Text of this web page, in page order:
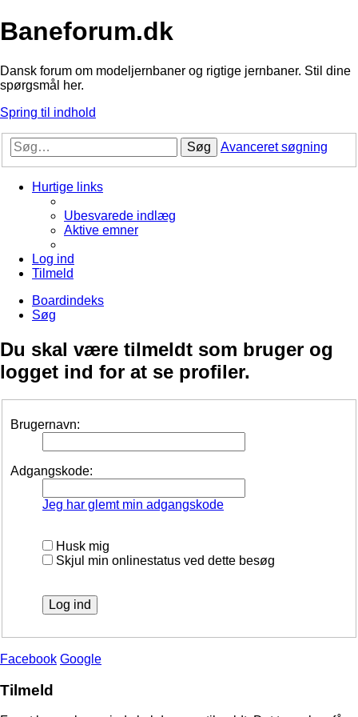
Baneforum.dk
Dansk forum om modeljernbaner og rigtige jernbaner. Stil dine
spørgsmål her.
Spring til indhold
Søg Avanceret søgning
Hurtige links
Ubesvarede indlæg
Aktive emner
Log ind
Tilmeld
Boardindeks
Søg
Du skal være tilmeldt som bruger og
logget ind for at se profiler.
Brugernavn:
Adgangskode:
Jeg har glemt min adgangskode
Husk mig
Skjul min onlinestatus ved dette besøg
Facebook Google
Tilmeld